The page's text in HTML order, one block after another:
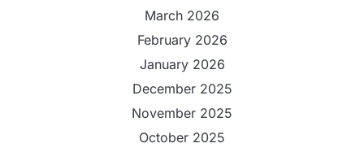
March 2026
February 2026
January 2026
December 2025
November 2025
October 2025